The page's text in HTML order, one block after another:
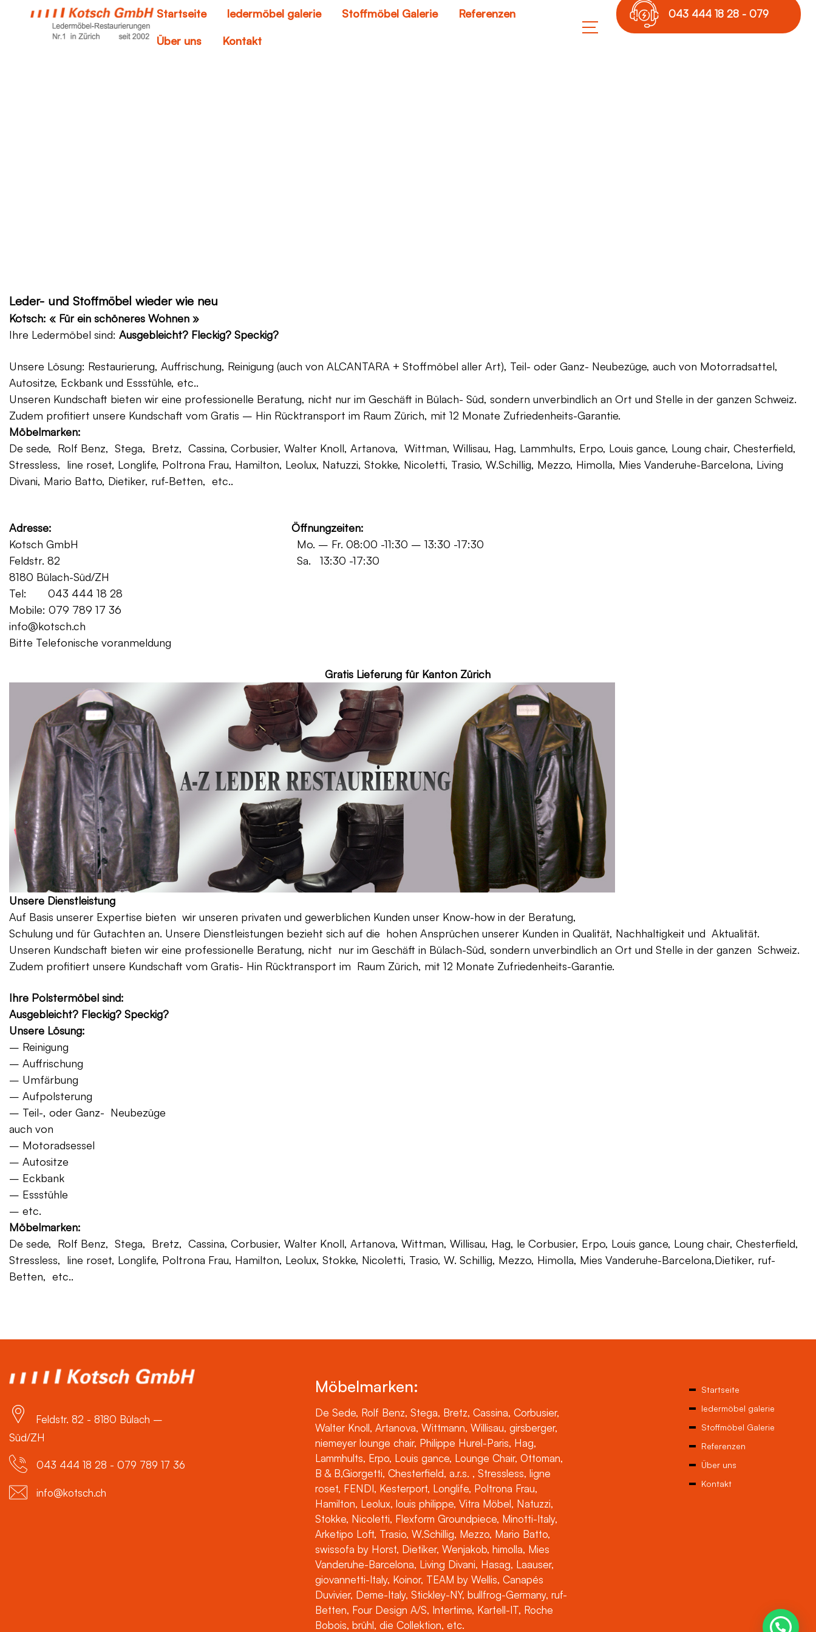
Startseite ledermöbel galerie Stoffmöbel Galerie Referenzen
Über uns Kontakt
043 444 18 28 - 079
Leder- und Stoffmöbel wieder wie neu
Kotsch: « Für ein schöneres Wohnen »
Ihre Ledermöbel sind: Ausgebleicht? Fleckig? Speckig?
Unsere Lösung: Restaurierung, Auffrischung, Reinigung (auch von ALCANTARA + Stoffmöbel aller Art), Teil- oder Ganz- Neubezüge, auch von Motorradsattel,
Autositze, Eckbank und Essstühle, etc..
Unseren Kundschaft bieten wir eine professionelle Beratung, nicht nur im Geschäft in Bülach- Süd, sondern unverbindlich an Ort und Stelle in der ganzen Schweiz.
Zudem profitiert unsere Kundschaft vom Gratis – Hin Rücktransport im Raum Zürich, mit 12 Monate Zufriedenheits-Garantie.
Möbelmarken:
De sede, Rolf Benz, Stega, Bretz, Cassina, Corbusier, Walter Knoll, Artanova, Wittman, Willisau, Hag, Lammhults, Erpo, Louis gance, Loung chair, Chesterfield,
Stressless, line roset, Longlife, Poltrona Frau, Hamilton, Leolux, Natuzzi, Stokke, Nicoletti, Trasio, W.Schillig, Mezzo, Himolla, Mies Vanderuhe-Barcelona, Living
Divani, Mario Batto, Dietiker, ruf-Betten, etc..
Adresse:
Öffnungzeiten:
Kotsch GmbH Mo. – Fr. 08:00 -11:30 – 13:30 -17:30
Feldstr. 82 Sa. 13:30 -17:30
8180 Bülach-Süd/ZH
Tel: 043 444 18 28
Mobile: 079 789 17 36
info@kotsch.ch
Bitte Telefonische voranmeldung
Gratis Lieferung für Kanton Zürich
Unsere Dienstleistung
Auf Basis unserer Expertise bieten wir unseren privaten und gewerblichen Kunden unser Know-how in der Beratung,
Schulung und für Gutachten an. Unsere Dienstleistungen bezieht sich auf die hohen Ansprüchen unserer Kunden in Qualität, Nachhaltigkeit und Aktualität.
Unseren Kundschaft bieten wir eine professionelle Beratung, nicht nur im Geschäft in Bülach-Süd, sondern unverbindlich an Ort und Stelle in der ganzen Schweiz.
Zudem profitiert unsere Kundschaft vom Gratis- Hin Rücktransport im Raum Zürich, mit 12 Monate Zufriedenheits-Garantie.
Ihre Polstermöbel sind:
Ausgebleicht? Fleckig? Speckig?
Unsere Lösung:
– Reinigung
– Auffrischung
– Umfärbung
– Aufpolsterung
– Teil-, oder Ganz- Neubezüge
auch von
– Motoradsessel
– Autositze
– Eckbank
– Essstühle
– etc.
Möbelmarken:
De sede, Rolf Benz, Stega, Bretz, Cassina, Corbusier, Walter Knoll, Artanova, Wittman, Willisau, Hag, le Corbusier, Erpo, Louis gance, Loung chair, Chesterfield,
Stressless, line roset, Longlife, Poltrona Frau, Hamilton, Leolux, Stokke, Nicoletti, Trasio, W. Schillig, Mezzo, Himolla, Mies Vanderuhe-Barcelona,Dietiker, ruf-
Betten, etc..
Feldstr. 82 - 8180 Bülach –
Süd/ZH
043 444 18 28 - 079 789 17 36
info@kotsch.ch
Möbelmarken:
De Sede, Rolf Benz, Stega, Bretz, Cassina, Corbusier,
Walter Knoll, Artanova, Wittmann, Willisau, girsberger,
niemeyer lounge chair, Philippe Hurel-Paris, Hag,
Lammhults, Erpo, Louis gance, Lounge Chair, Ottoman,
B & B,Giorgetti, Chesterfield, a.r.s. , Stressless, ligne
roset, FENDI, Kesterport, Longlife, Poltrona Frau,
Hamilton, Leolux, louis philippe, Vitra Möbel, Natuzzi,
Stokke, Nicoletti, Flexform Groundpiece, Minotti-Italy,
Arketipo Loft, Trasio, W.Schillig, Mezzo, Mario Batto,
swissofa by Horst, Dietiker, Wenjakob, himolla, Mies
Vanderuhe-Barcelona, Living Divani, Hasag, Laauser,
giovannetti-Italy, Koinor, TEAM by Wellis, Canapés
Duvivier, Deme-Italy, Stickley-NY, bullfrog-Germany, ruf-
Betten, Four Design A/S, Intertime, Kartell-IT, Roche
Bobois, brühl, die Collektion, etc.
Startseite
ledermöbel galerie
Stoffmöbel Galerie
Referenzen
Über uns
Kontakt